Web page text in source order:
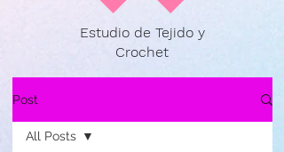
Estudio de Tejido y
Crochet
Post
All Posts